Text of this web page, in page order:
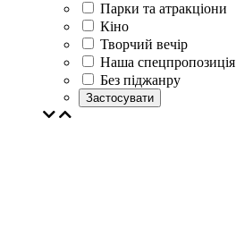
Парки та атракціони
Кіно
Творчий вечір
Наша спецпропозиція
Без піджанру
Застосувати